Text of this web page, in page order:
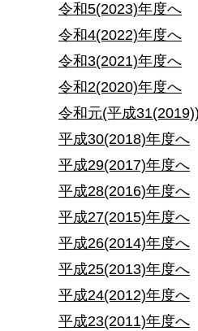
令和5(2023)年度へ
令和4(2022)年度へ
令和3(2021)年度へ
令和2(2020)年度へ
令和元(平成
平成30(2018)年度へ
平成29(2017)年度へ
平成28(2016)年度へ
平成27(2015)年度へ
平成26(2014)年度へ
平成25(2013)年度へ
平成24(2012)年度へ
平成23(2011)年度へ